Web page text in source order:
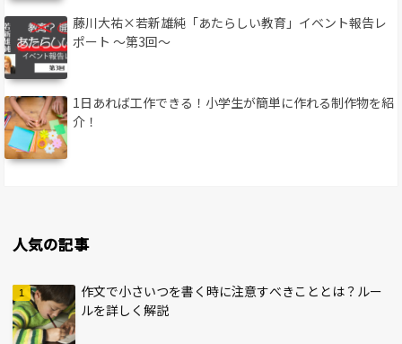
藤川大祐×若新雄純「あたらしい教育」イベント報告レ
ポート 〜第3回〜
1日あれば工作できる！小学生が簡単に作れる制作物を紹
介！
人気の記事
作文で小さいつを書く時に注意すべきこととは？ルー
ルを詳しく解説